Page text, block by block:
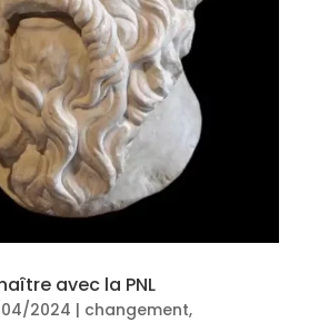
avec la PNL
2024 | changement,